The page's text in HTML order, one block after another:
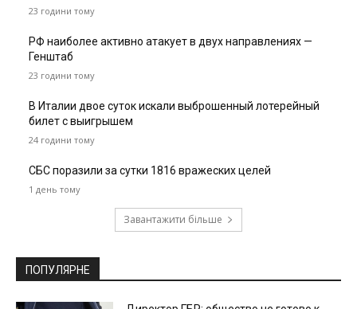
23 години тому
РФ наиболее активно атакует в двух направлениях —
Генштаб
23 години тому
В Италии двое суток искали выброшенный лотерейный
билет с выигрышем
24 години тому
СБС поразили за сутки 1816 вражеских целей
1 день тому
Завантажити більше
ПОПУЛЯРНЕ